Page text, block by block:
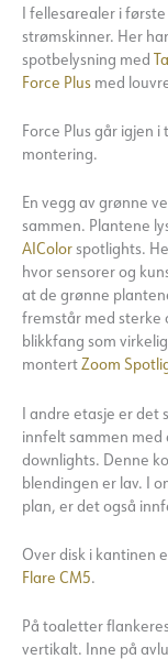
I fellesarealer i
strømskinner. Her
spotbelysning med
Force Plus med
Force Plus går igjen
montering.
En vegg av grønne
sammen. Plantene
AIColorspotlights.
hvor sensorer og
at de grønne
fremstår med sterke
blikkfang som
montertZoom
I andre etasje er det
innfelt sammen med
downlights. Denne
blendingen er lav. I
plan, er det også
Over disk i kantinen
Flare CM5.
På toaletter
vertikalt. Inne på